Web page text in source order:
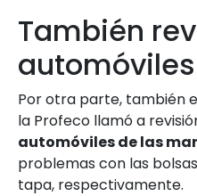
También
automóviles
Por otra parte, también
la Profeco llamó a
automóviles de las
problemas con las
tapa, respectivamente.